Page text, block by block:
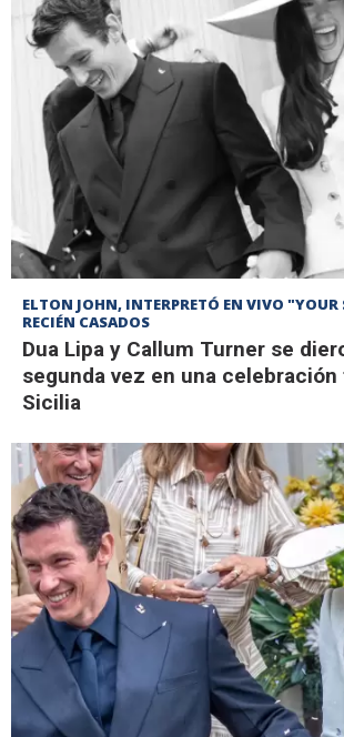
ELTON JOHN, INTERPRETÓ EN VIVO
RECIÉN CASADOS
Dua Lipa y Callum Turner se
segunda vez en una
Sicilia